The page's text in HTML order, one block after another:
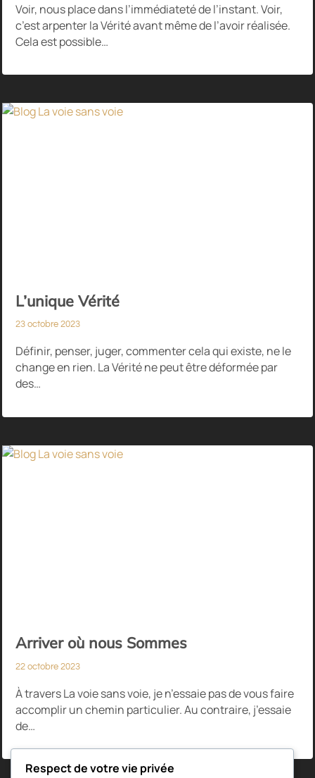
Voir, nous place dans l’immédiateté de l’instant. Voir,
c’est arpenter la Vérité avant même de l’avoir réalisée.
Cela est possible…
L’unique Vérité
23 octobre 2023
Définir, penser, juger, commenter cela qui existe, ne le
change en rien. La Vérité ne peut être déformée par
des…
Arriver où nous Sommes
22 octobre 2023
À travers La voie sans voie, je n’essaie pas de vous faire
accomplir un chemin particulier. Au contraire, j’essaie
de…
Respect de votre vie privée